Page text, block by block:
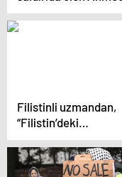
el-Guferi’nin
Filistinli uzmandan,
“Filistin’deki
bölünmüşlüğün
sonlanması Gazze
saldırısının